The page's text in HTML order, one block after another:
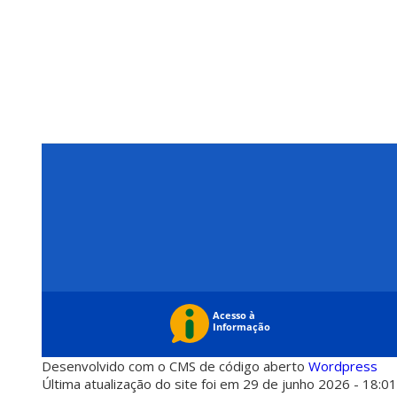
Desenvolvido com o CMS de código aberto Wordpress
Última atualização do site foi em 29 de junho 2026 -